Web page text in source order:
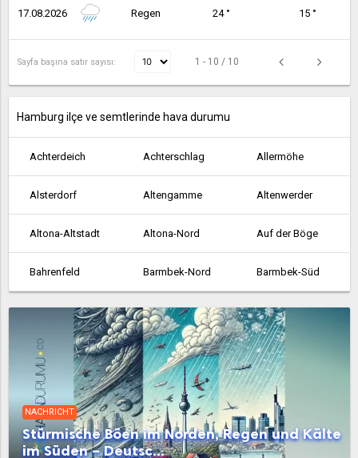
17.08.2026 Regen 24 ° 15 °
Sayfa başına satır sayısı: 1 - 10 / 10
Hamburg ilçe ve semtlerinde hava durumu
Achterdeich Achterschlag Allermöhe
Alsterdorf Altengamme Altenwerder
Altona-Altstadt Altona-Nord Auf der Böge
Bahrenfeld Barmbek-Nord Barmbek-Süd
Bergedorf Bergstedt Billbrook
Billstedt Billwerder an der Bille Blankenese
Boberg Borgfelde Borghorst
Brakenburg Bramfeld Cranz
NACHRICHT
Stürmische Böen im Norden, Regen und Kälte
im Süden – Deutsc...